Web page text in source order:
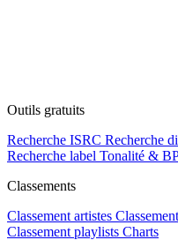
Outils gratuits
Recherche ISRC Recherche
Recherche label Tonalité &
Classements
Classement artistes
Classement playlists Charts